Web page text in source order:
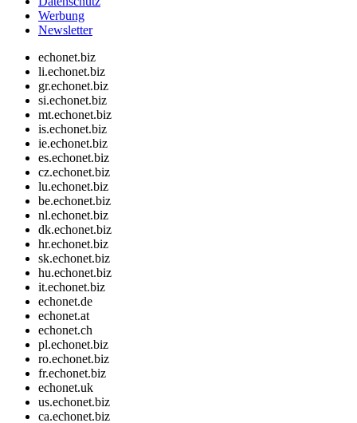
Werbung
Newsletter
echonet.biz
li.echonet.biz
gr.echonet.biz
si.echonet.biz
mt.echonet.biz
is.echonet.biz
ie.echonet.biz
es.echonet.biz
cz.echonet.biz
lu.echonet.biz
be.echonet.biz
nl.echonet.biz
dk.echonet.biz
hr.echonet.biz
sk.echonet.biz
hu.echonet.biz
it.echonet.biz
echonet.de
echonet.at
echonet.ch
pl.echonet.biz
ro.echonet.biz
fr.echonet.biz
echonet.uk
us.echonet.biz
ca.echonet.biz